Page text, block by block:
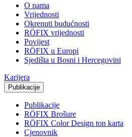
O nama
Vrijednosti
Okrenuti budućnosti
RÖFIX vrijednosti
Povijest
RÖFIX u Europi
Sjedišta u Bosni i Hercegovini
Karijera
Publikacije
Publikacije
RÖFIX Brošure
RÖFIX Color Design ton karta
Cjenovnik